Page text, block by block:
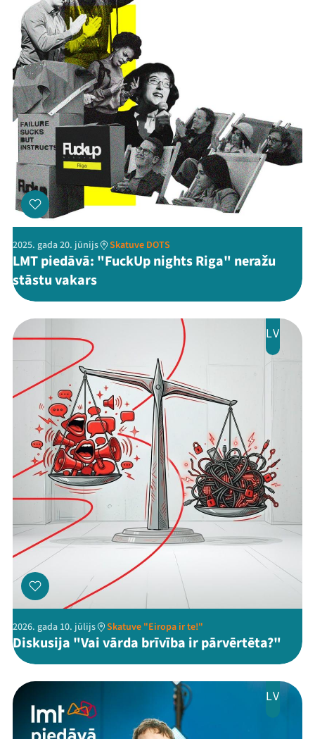
2025. gada 20. jūnijs Skatuve DOTS
LMT piedāvā: "FuckUp nights Riga" neražu
stāstu vakars
LV
2026. gada 10. jūlijs Skatuve "Eiropa ir te!"
Diskusija "Vai vārda brīvība ir pārvērtēta?"
LV